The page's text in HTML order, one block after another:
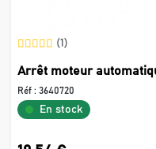
(1)
Arrêt moteur
Réf : 3640720
En stock